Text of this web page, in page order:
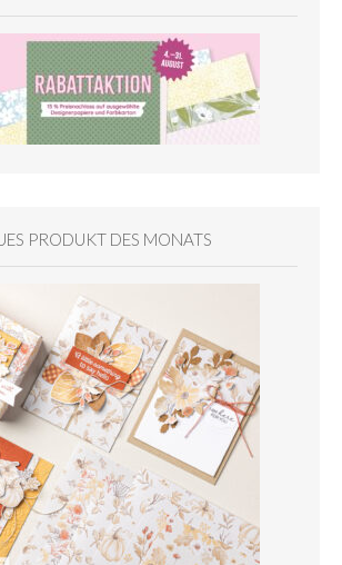
PRODUKT DES MONATS